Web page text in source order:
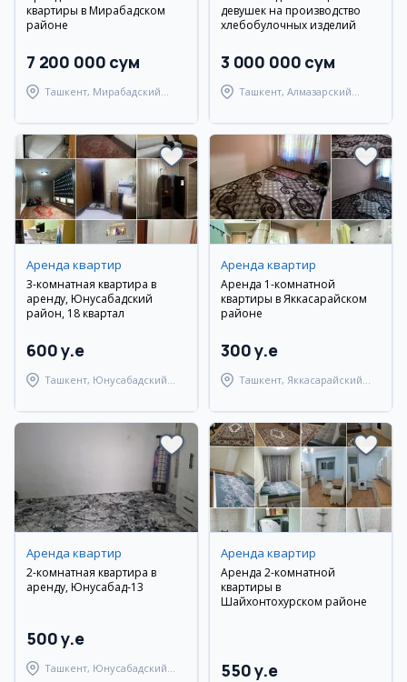
квартиры в Мирабадском
районе
7 200 000 сум
Ташкент, Мирабадский
девушек на производство
хлебобулочных изделий
3 000 000 сум
Ташкент, Алмазарский
Аренда квартир
3-комнатная квартира в
аренду, Юнусабадский
район, 18 квартал
600 y.e
Ташкент, Юнусабадский
Аренда квартир
Аренда 1-комнатной
квартиры в Яккасарайском
районе
300 y.e
Ташкент, Яккасарайский
Аренда квартир
2-комнатная квартира в
аренду, Юнусабад-13
500 y.e
Ташкент, Юнусабадский
Аренда квартир
Аренда 2-комнатной
квартиры в
Шайхонтохурском районе
550 y.e